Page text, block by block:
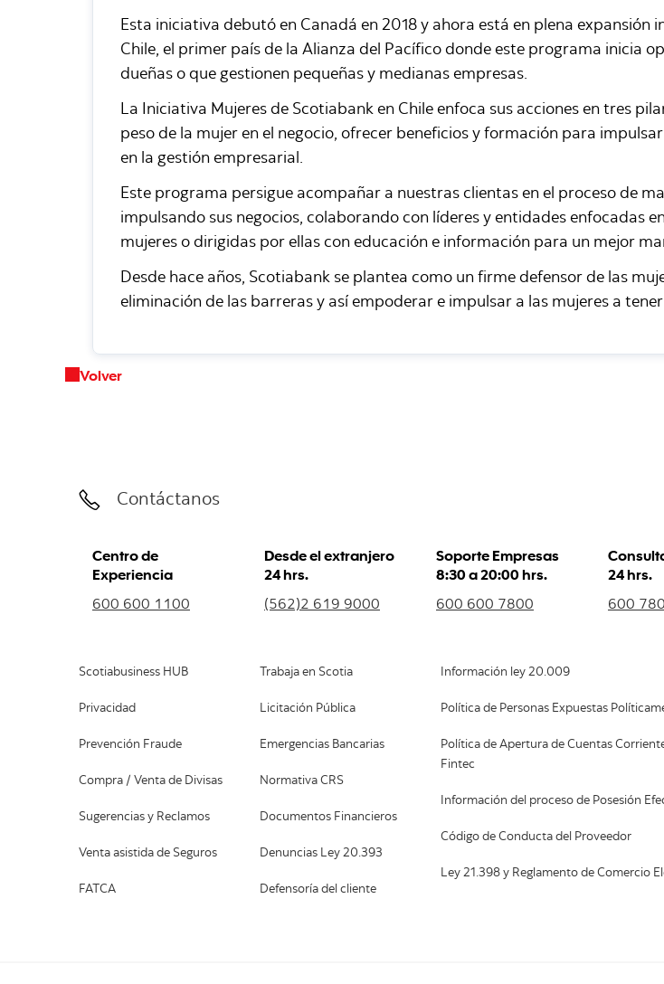
Esta iniciativa debutó en Canadá en 2018 y ahora está en plena expansión
Chile, el primer país de la Alianza del Pacífico donde este programa inicia
dueñas o que gestionen pequeñas y medianas empresas.
La Iniciativa Mujeres de Scotiabank en Chile enfoca sus acciones en tres
peso de la mujer en el negocio, ofrecer beneficios y formación para
en la gestión empresarial.
Este programa persigue acompañar a nuestras clientas en el proceso de
impulsando sus negocios, colaborando con líderes y entidades enfocadas
mujeres o dirigidas por ellas con educación e información para un mejor
Desde hace años, Scotiabank se plantea como un firme defensor de las
eliminación de las barreras y así empoderar e impulsar a las mujeres a
Volver
Contáctanos
Centro de
Experiencia
600 600 1100
Desde el extranjero
24 hrs.
(562)2 619 9000
Soporte Empresas
8:30 a 20:00 hrs.
600 600 7800
24 hrs.
600
Scotiabusiness HUB
Privacidad
Prevención Fraude
Compra / Venta de Divisas
Sugerencias y Reclamos
Venta asistida de Seguros
FATCA
Trabaja en Scotia
Licitación Pública
Emergencias Bancarias
Normativa CRS
Documentos Financieros
Denuncias Ley 20.393
Defensoría del cliente
Información ley 20.009
Política de Personas Expuestas
Política de Apertura de Cuentas
Fintec
Información del proceso de Posesión
Código de Conducta del Proveedor
Ley 21.398 y Reglamento de Comercio